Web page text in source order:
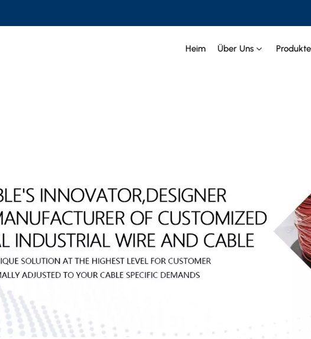
Heim Über Uns Produkte